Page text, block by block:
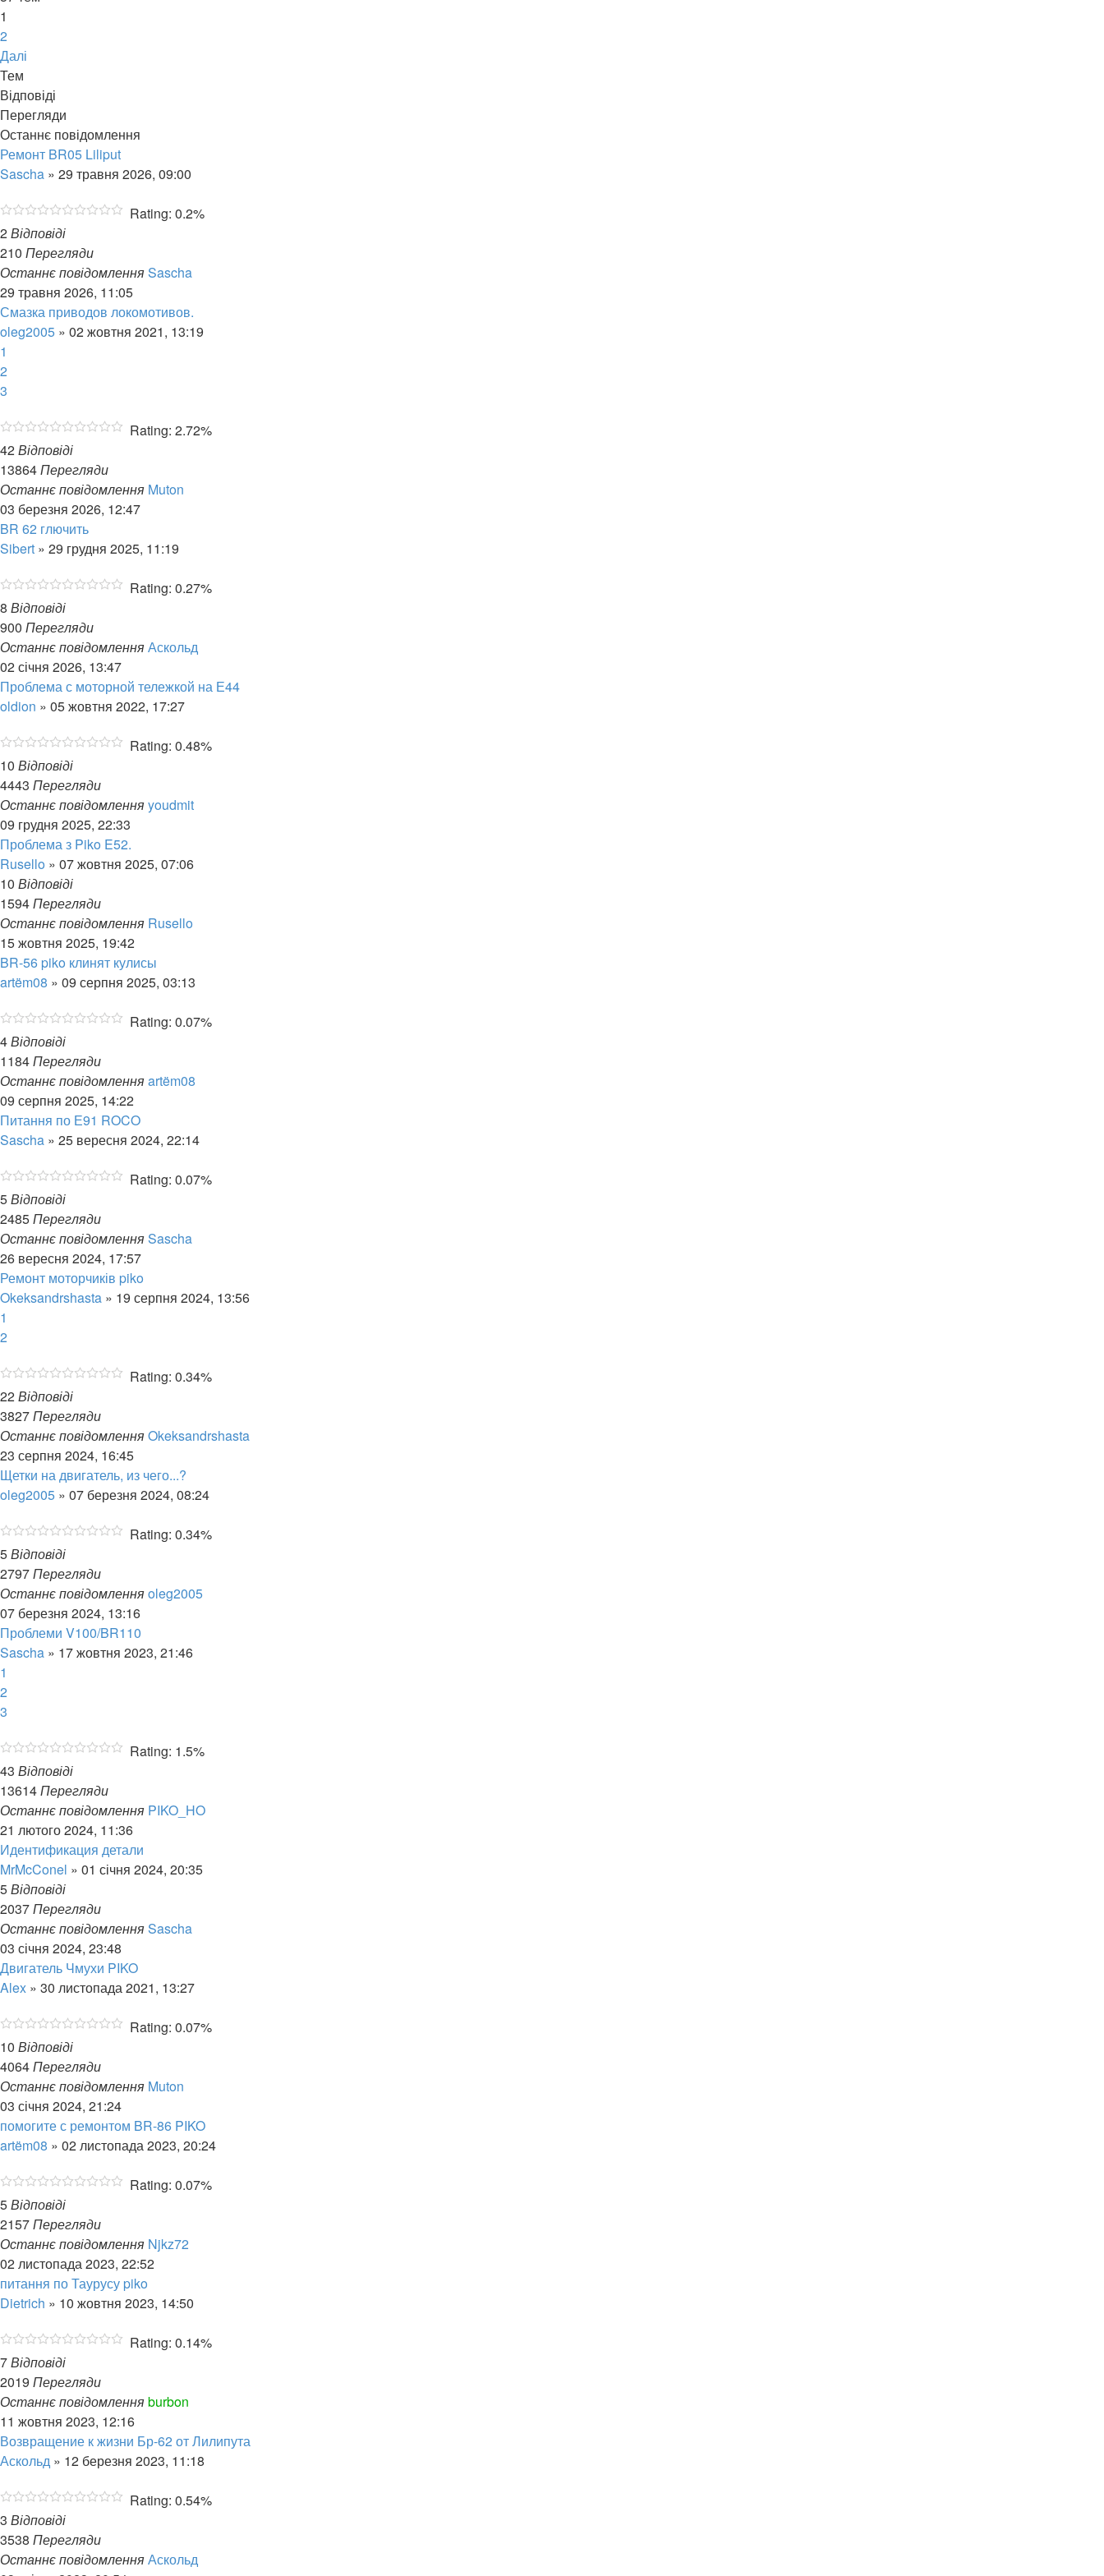
1
2
Далі
Тем
Відповіді
Перегляди
Останнє повідомлення
Ремонт BR05 Liliput
Sascha » 29 травня 2026, 09:00
Rating: 0.2%
2Відповіді
210 Перегляди
Останнє повідомленняSascha
29 травня 2026, 11:05
Смазка приводов локомотивов.
oleg2005 » 02 жовтня 2021, 13:19
1
2
3
Rating: 2.72%
42Відповіді
13864Перегляди
Останнє повідомлення Muton
03 березня 2026, 12:47
BR 62 глючить
Sibert » 29 грудня 2025, 11:19
Rating: 0.27%
8 Відповіді
900 Перегляди
Останнє повідомленняАскольд
02 січня 2026, 13:47
Проблема с моторной тележкой на Е44
oldion » 05 жовтня 2022, 17:27
Rating: 0.48%
10 Відповіді
4443 Перегляди
Останнє повідомленняyoudmit
09 грудня 2025, 22:33
Проблема з Piko E52.
Rusello » 07 жовтня 2025, 07:06
10 Відповіді
1594Перегляди
Останнє повідомлення Rusello
15 жовтня 2025, 19:42
BR-56 piko клинят кулисы
artëm08 » 09 серпня 2025, 03:13
Rating: 0.07%
4Відповіді
1184Перегляди
Останнє повідомленняartëm08
09 серпня 2025, 14:22
Питання по Е91 ROCO
Sascha » 25 вересня 2024, 22:14
Rating: 0.07%
5Відповіді
2485Перегляди
Останнє повідомленняSascha
26 вересня 2024, 17:57
Ремонт моторчиків piko
Okeksandrshasta » 19 серпня 2024, 13:56
1
2
Rating: 0.34%
22Відповіді
3827Перегляди
Останнє повідомленняOkeksandrshasta
23 серпня 2024, 16:45
Щетки на двигатель, из чего...?
oleg2005 » 07 березня 2024, 08:24
Rating: 0.34%
5Відповіді
2797Перегляди
Останнє повідомленняoleg2005
07 березня 2024, 13:16
Проблеми V100/BR110
Sascha » 17 жовтня 2023, 21:46
1
2
3
Rating: 1.5%
43 Відповіді
13614Перегляди
Останнє повідомлення PIKO_HO
21 лютого 2024, 11:36
Идентификация детали
MrMcConel » 01 січня 2024, 20:35
5Відповіді
2037Перегляди
Останнє повідомленняSascha
03 січня 2024, 23:48
Двигатель Чмухи PIKO
Alex » 30 листопада 2021, 13:27
Rating: 0.07%
10 Відповіді
4064Перегляди
Останнє повідомлення Muton
03 січня 2024, 21:24
помогите с ремонтом BR-86 PIKO
artëm08 » 02 листопада 2023, 20:24
Rating: 0.07%
5Відповіді
2157Перегляди
Останнє повідомлення Njkz72
02 листопада 2023, 22:52
питання по Таурусу piko
Dietrich » 10 жовтня 2023, 14:50
Rating: 0.14%
7Відповіді
2019 Перегляди
Останнє повідомленняburbon
11 жовтня 2023, 12:16
Возвращение к жизни Бр-62 от Лилипута
Аскольд » 12 березня 2023, 11:18
Rating: 0.54%
3 Відповіді
3538 Перегляди
Останнє повідомленняАскольд